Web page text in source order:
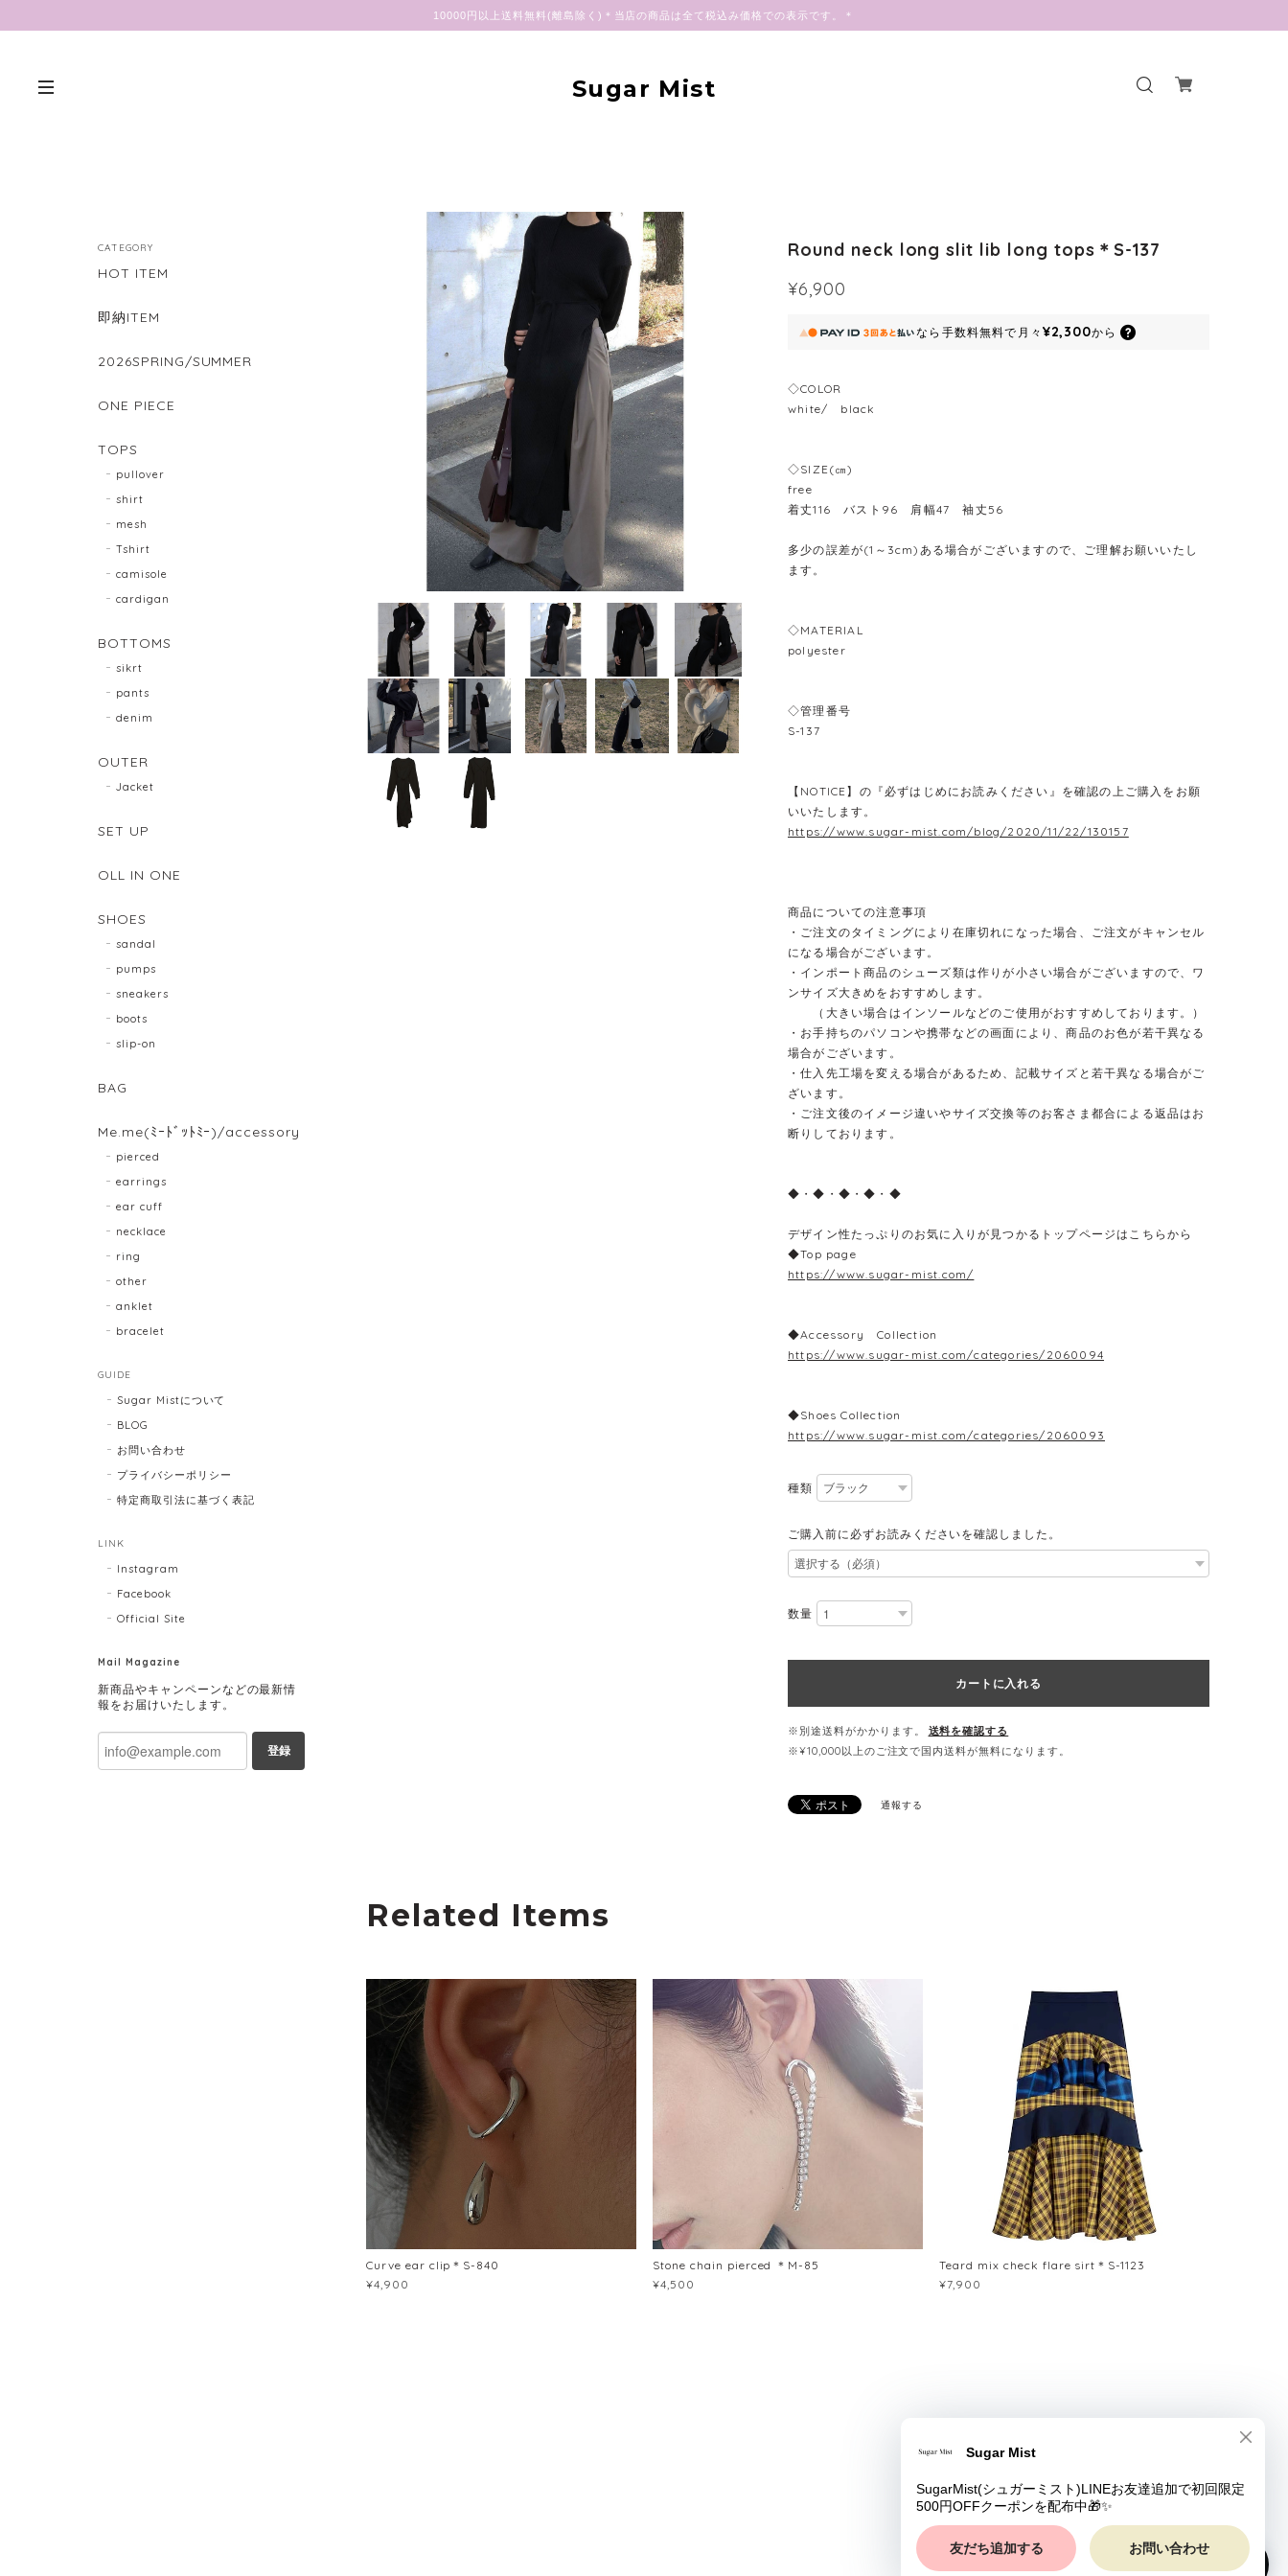
10000円以上送料無料(離島除く)＊当店の商品は全て税込み価格での表示です。＊
Sugar Mist
Round neck long slit lib long tops＊S-137
¥6,900
なら 手数料無料で 月々 ¥2,300から
◇COLOR
white/ black
◇SIZE(㎝)
free
着丈116 バスト96 肩幅47 袖丈56
多少の誤差が(1～3cm)ある場合がございますので、ご理解お願いいたし
ます。
◇MATERIAL
polyester
◇管理番号
S-137
【NOTICE】の『必ずはじめにお読みください』を確認の上ご購入をお願
いいたします。
https://www.sugar-mist.com/blog/2020/11/22/130157
商品についての注意事項
・ご注文のタイミングにより在庫切れになった場合、ご注文がキャンセル
になる場合がございます。
・インポート商品のシューズ類は作りが小さい場合がございますので、ワ
ンサイズ大きめをおすすめします。
（大きい場合はインソールなどのご使用がおすすめしております。）
・お手持ちのパソコンや携帯などの画面により、商品のお色が若干異なる
場合がございます。
・仕入先工場を変える場合があるため、記載サイズと若干異なる場合がご
ざいます。
・ご注文後のイメージ違いやサイズ交換等のお客さま都合による返品はお
断りしております。
◆・◆・◆・◆・◆
デザイン性たっぷりのお気に入りが見つかるトップページはこちらから
◆Top page
https://www.sugar-mist.com/
◆Accessory Collection
https://www.sugar-mist.com/categories/2060094
◆Shoes Collection
https://www.sugar-mist.com/categories/2060093
種類
ご購入前に必ずお読みくださいを確認しました。
数量
カートに入れる
※別途送料がかかります。
送料を確認する
※¥10,000以上のご注文で国内送料が無料になります。
通報する
Related Items
Curve ear clip＊S-840
¥4,900
Stone chain pierced ＊M-85
¥4,500
Teard mix check flare sirt＊S-1123
¥7,900
CATEGORY
HOT ITEM
即納ITEM
2026SPRING/SUMMER
ONE PIECE
TOPS
pullover
shirt
mesh
Tshirt
camisole
cardigan
BOTTOMS
sikrt
pants
denim
OUTER
Jacket
SET UP
OLL IN ONE
SHOES
sandal
pumps
sneakers
boots
slip-on
BAG
Me.me(ﾐｰﾄﾞｯﾄﾐｰ)/accessory
pierced
earrings
ear cuff
necklace
ring
other
anklet
bracelet
GUIDE
Sugar Mistについて
BLOG
お問い合わせ
プライバシーポリシー
特定商取引法に基づく表記
LINK
Instagram
Facebook
Official Site
Mail Magazine
新商品やキャンペーンなどの最新情
報をお届けいたします。
登録